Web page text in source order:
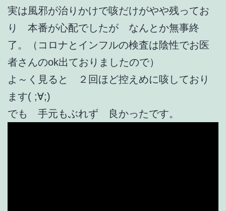
実は風邪が治りかけで咳だけがやや残ってお
り 本番が心配でしたが なんとか無事終
了。（コロナとインフルの検査は陰性でお医
者さんのok出ておりましたので）
よ～く見ると ２回ほど控えめに咳しており
ます( ;∀;)
でも 手元もぶれず 良かったです。